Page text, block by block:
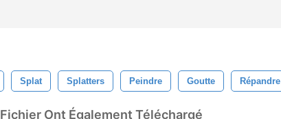
Splat Splatters Peindre Goutte Répandre
Ont Également Téléchargé